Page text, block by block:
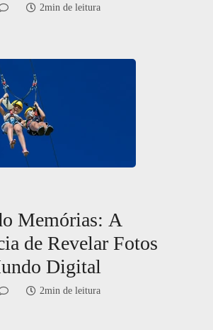
2min de leitura
Memórias: A
de Revelar Fotos
Digital
2min de leitura